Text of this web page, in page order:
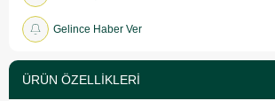
Gelince Haber Ver
ÜRÜN ÖZELLIKLERI